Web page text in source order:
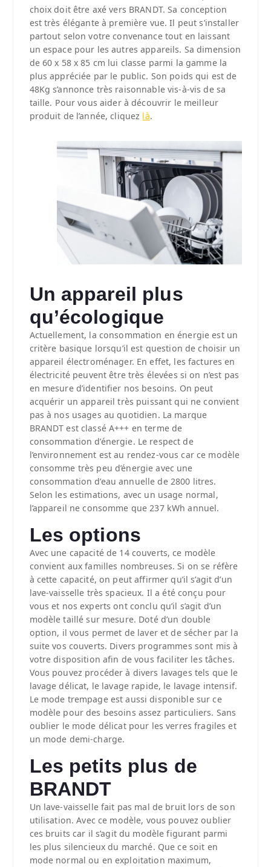
choix doit être axé vers BRANDT. Sa conception
est très élégante à première vue. Il peut s’installer
partout selon votre convenance tout en laissant
un espace pour les autres appareils. Sa dimension
de 60 x 58 x 85 cm lui classe parmi la gamme la
plus appréciée par le public. Son poids qui est de
48Kg s’annonce très raisonnable vis-à-vis de sa
taille. Pour vous aider à découvrir le meilleur
produit de l’année, cliquez là.
Un appareil plus
qu’écologique
Actuellement, la consommation en énergie est un
critère basique lorsqu’il est question de choisir un
appareil électroménager. En effet, les factures en
électricité peuvent être très élevées si on n’est pas
en mesure d’identifier nos besoins. On peut
acquérir un appareil très puissant qui ne convient
pas à nos usages au quotidien. La marque
BRANDT est classé A+++ en terme de
consommation d’énergie. Le respect de
l’environnement est au rendez-vous car ce modèle
consomme très peu d’énergie avec une
consommation d’eau annuelle de 2800 litres.
Selon les estimations, avec un usage normal,
l’appareil ne consomme que 237 kWh annuel.
Les options
Avec une capacité de 14 couverts, ce modèle
convient aux familles nombreuses. Si on se réfère
à cette capacité, on peut affirmer qu’il s’agit d’un
lave-vaisselle très spacieux. Il a été conçu pour
vous et nos experts ont conclu qu’il s’agit d’un
modèle taillé sur mesure. Doté d’un double
option, il vous permet de laver et de sécher par la
suite vos couverts. Divers programmes sont mis à
votre disposition afin de vous faciliter les tâches.
Vous pouvez procéder à divers lavages tels que le
lavage délicat, le lavage rapide, le lavage intensif.
Le mode trempage est aussi disponible sur ce
modèle pour des besoins assez particuliers. Sans
oublier le mode délicat pour les verres fragiles et
un mode demi-charge.
Les petits plus de
BRANDT
Un lave-vaisselle fait pas mal de bruit lors de son
utilisation. Avec ce modèle, vous pouvez oublier
ces bruits car il s’agit du modèle figurant parmi
les plus silencieux du marché. Que ce soit en
mode normal ou en exploitation maximum,